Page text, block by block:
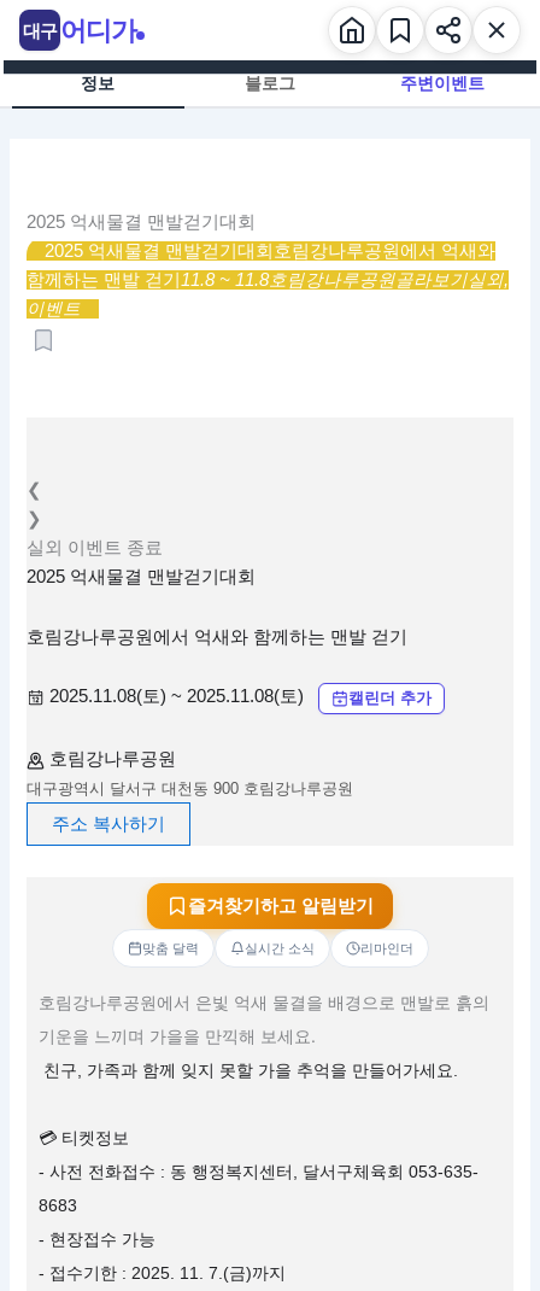
츠
정보 블로그 주변이벤트
2025 억새물결 맨발걷기대회
2025 억새물결 맨발걷기대회 호림강나루공원에서 억새와
함께하는 맨발 걷기11.8 ~ 11.8호림강나루공원골라보기실외,
이벤트
❮
❯
실외 이벤트 종료
2025 억새물결 맨발걷기대회
호림강나루공원에서 억새와 함께하는 맨발 걷기
2025.11.08(토) ~ 2025.11.08(토) 캘린더 추가
호림강나루공원
대구광역시 달서구 대천동 900 호림강나루공원
주소 복사하기
즐겨찾기하고 알림받기
맞춤 달력 실시간 소식 리마인더
호림강나루공원에서 은빛 억새 물결을 배경으로 맨발로 흙의
기운을 느끼며 가을을 만끽해 보세요.
친구, 가족과 함께 잊지 못할 가을 추억을 만들어가세요.
💳 티켓정보
- 사전 전화접수 : 동 행정복지센터, 달서구체육회 053-635-
8683
- 현장접수 가능
- 접수기한 : 2025. 11. 7.(금)까지
대구 어디가